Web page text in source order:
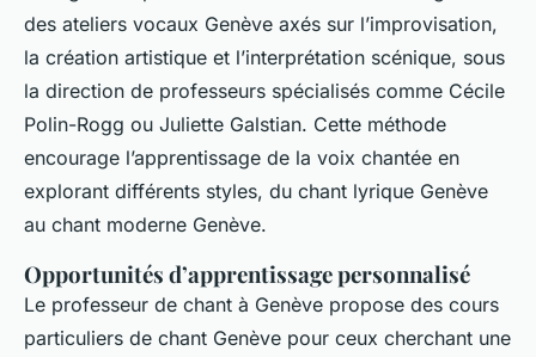
des ateliers vocaux Genève axés sur l’improvisation,
la création artistique et l’interprétation scénique, sous
la direction de professeurs spécialisés comme Cécile
Polin-Rogg ou Juliette Galstian. Cette méthode
encourage l’apprentissage de la voix chantée en
explorant différents styles, du chant lyrique Genève
au chant moderne Genève.
Opportunités d’apprentissage personnalisé
Le professeur de chant à Genève propose des cours
particuliers de chant Genève pour ceux cherchant une